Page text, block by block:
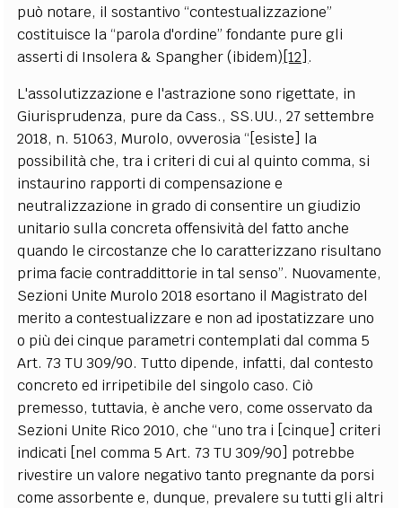
può notare, il sostantivo “contestualizzazione”
costituisce la “parola d'ordine” fondante pure gli
asserti di Insolera & Spangher (ibidem)[12] .
L'assolutizzazione e l'astrazione sono rigettate, in
Giurisprudenza, pure da Cass., SS.UU., 27 settembre
2018, n. 51063, Murolo, ovverosia “[esiste] la
possibilità che, tra i criteri di cui al quinto comma, si
instaurino rapporti di compensazione e
neutralizzazione in grado di consentire un giudizio
unitario sulla concreta offensività del fatto anche
quando le circostanze che lo caratterizzano risultano
prima facie contraddittorie in tal senso”. Nuovamente,
Sezioni Unite Murolo 2018 esortano il Magistrato del
merito a contestualizzare e non ad ipostatizzare uno
o più dei cinque parametri contemplati dal comma 5
Art. 73 TU 309/90. Tutto dipende, infatti, dal contesto
concreto ed irripetibile del singolo caso. Ciò
premesso, tuttavia, è anche vero, come osservato da
Sezioni Unite Rico 2010, che “uno tra i [cinque] criteri
indicati [nel comma 5 Art. 73 TU 309/90] potrebbe
rivestire un valore negativo tanto pregnante da porsi
come assorbente e, dunque, prevalere su tutti gli altri